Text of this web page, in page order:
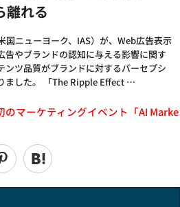
離れる
ニューヨーク、IAS）が、Web広告表示
告やブランドの認知に与える影響に関す
ンツ品質がブランドに対するパーセプシ
ました。 「The Ripple Effect …
のマーケティングイベント「AI Marke